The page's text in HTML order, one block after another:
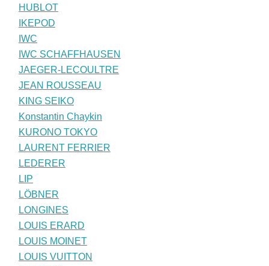
HUBLOT
IKEPOD
IWC
IWC SCHAFFHAUSEN
JAEGER-LECOULTRE
JEAN ROUSSEAU
KING SEIKO
Konstantin Chaykin
KURONO TOKYO
LAURENT FERRIER
LEDERER
LIP
LÖBNER
LONGINES
LOUIS ERARD
LOUIS MOINET
LOUIS VUITTON